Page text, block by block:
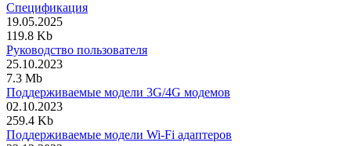
Спецификация
19.05.2025
119.8 Kb
Руководство пользователя
25.10.2023
7.3 Mb
Поддерживаемые модели 3G/4G модемов
02.10.2023
259.4 Kb
Поддерживаемые модели Wi-Fi адаптеров